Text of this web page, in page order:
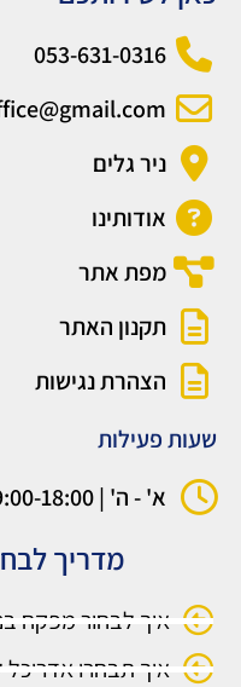
053-631-0316
ניר גלים
אודותינו
מפת אתר
תקנון האתר
הצהרת נגישות
שעות פעילות
א' - ה' | 09:00-18:00
מדריך
איך לבחור מפקח
איך תבחרו